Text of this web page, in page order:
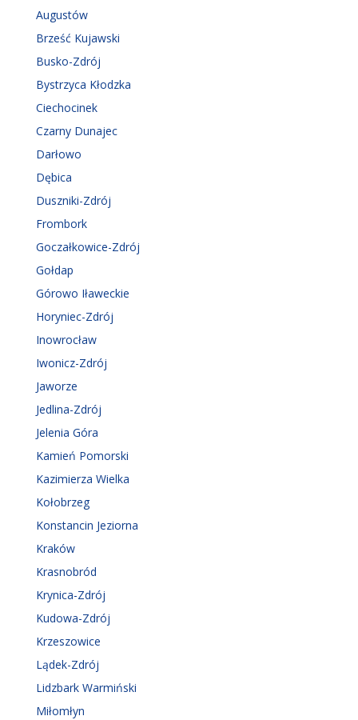
Augustów
Brześć Kujawski
Busko-Zdrój
Bystrzyca Kłodzka
Ciechocinek
Czarny Dunajec
Darłowo
Dębica
Duszniki-Zdrój
Frombork
Goczałkowice-Zdrój
Gołdap
Górowo Iławeckie
Horyniec-Zdrój
Inowrocław
Iwonicz-Zdrój
Jaworze
Jedlina-Zdrój
Jelenia Góra
Kamień Pomorski
Kazimierza Wielka
Kołobrzeg
Konstancin Jeziorna
Kraków
Krasnobród
Krynica-Zdrój
Kudowa-Zdrój
Krzeszowice
Lądek-Zdrój
Lidzbark Warmiński
Miłomłyn